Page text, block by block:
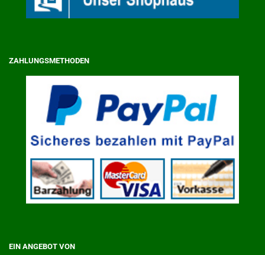
ZAHLUNGSMETHODEN
EIN ANGEBOT VON